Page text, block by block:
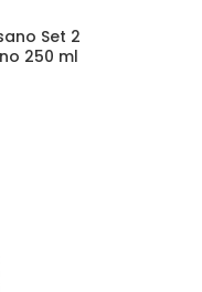
Set 2
250 ml